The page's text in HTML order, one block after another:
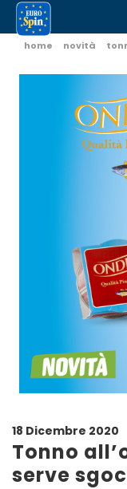
home novità
18 Dicembre 2020
Tonno
serve